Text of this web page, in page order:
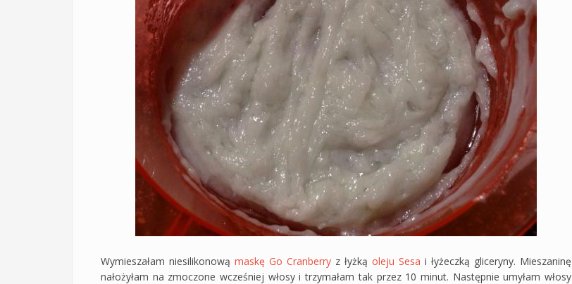
Wymieszałam niesilikonową maskę Go Cranberry z łyżką oleju Sesa i łyżeczką gliceryny. Mieszaninę
nałożyłam na zmoczone wcześniej włosy i trzymałam tak przez 10 minut. Następnie umyłam włosy